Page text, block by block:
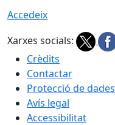
Accedeix
Xarxes socials:
Crèdits
Contactar
Protecció de dades
Avís legal
Accessibilitat